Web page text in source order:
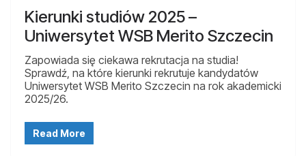
Kierunki studiów 2025 –
Uniwersytet WSB Merito Szczecin
Zapowiada się ciekawa rekrutacja na studia!
Sprawdź, na które kierunki rekrutuje kandydatów
Uniwersytet WSB Merito Szczecin na rok akademicki
2025/26.
Read More